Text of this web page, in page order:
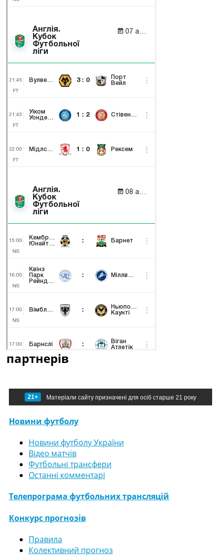
партнерів
21+ Матеріали сайту призначені для осіб старше 21 року
Новини футболу
Новини футболу України
Відео матчів
Футбольні трансфери
Останні комментарі
Телепрограма футбольних трансляцій
Конкурс прогнозів
Правила
Колективний прогноз